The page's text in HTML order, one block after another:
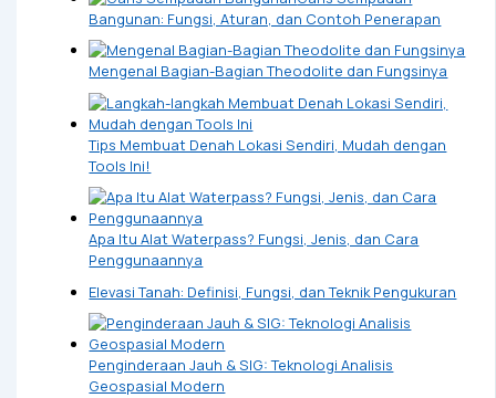
Bangunan: Fungsi, Aturan, dan Contoh Penerapan
Mengenal Bagian-Bagian Theodolite dan Fungsinya
Tips Membuat Denah Lokasi Sendiri, Mudah dengan
Tools Ini!
Apa Itu Alat Waterpass? Fungsi, Jenis, dan Cara
Penggunaannya
Elevasi Tanah: Definisi, Fungsi, dan Teknik Pengukuran
Penginderaan Jauh & SIG: Teknologi Analisis
Geospasial Modern